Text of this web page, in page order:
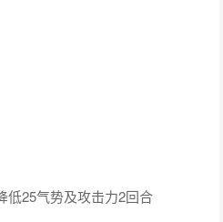
25气势及攻击力2回合